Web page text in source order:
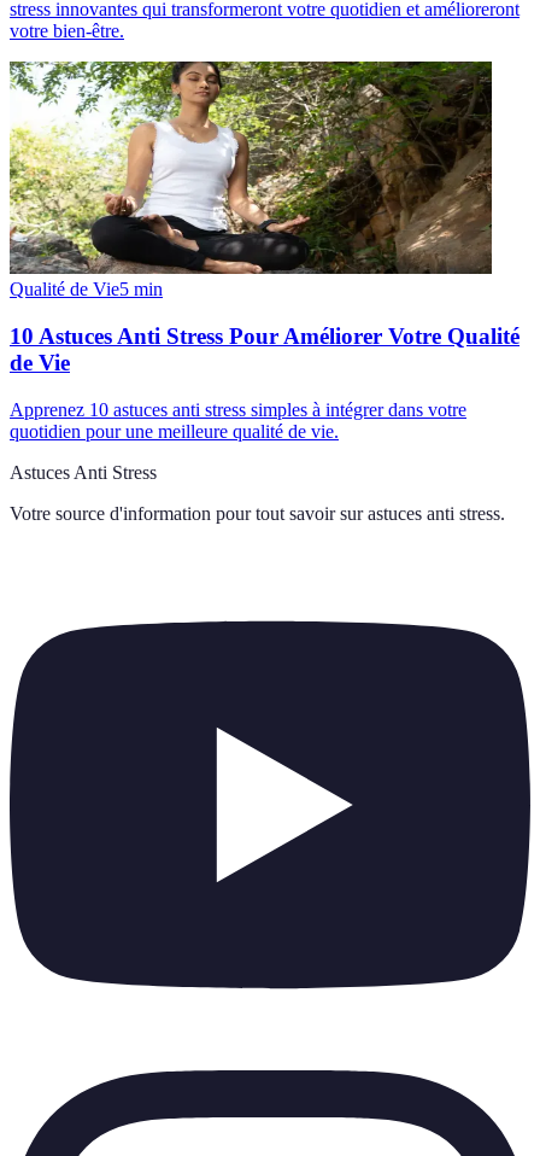
stress innovantes qui transformeront votre quotidien et amélioreront
votre bien-être.
Qualité de Vie5 min
10 Astuces Anti Stress Pour Améliorer Votre Qualité
de Vie
Apprenez 10 astuces anti stress simples à intégrer dans votre
quotidien pour une meilleure qualité de vie.
Astuces Anti Stress
Votre source d'information pour tout savoir sur astuces anti stress.